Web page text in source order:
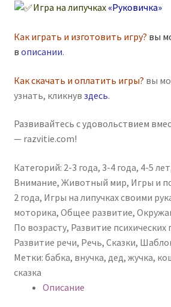
Игра на липучках «Руковичка»
Как играть и изготовить игру? вы
в описании.
Как скачать и оплатить игры? вы
узнать, кликнув здесь.
Развивайтесь с удовольствием
— razvitie.com!
Категорий: 2-3 года, 3-4 года, 4-5 лет
Внимание, Животный мир, Игры и
2 года, Игры на липучках своими
моторика, Общее развитие,
По возрасту, Развитие психических
Развитие речи, Речь, Сказки,
Метки: бабка, внучка, дед, жучка,
сказка
Описание